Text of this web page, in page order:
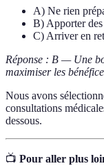
A) Ne rien
B) Apporter
C) Arriver en
Réponse : B — Une
maximiser les
Nous avons
consultations
dessous.
📺 Pour aller plus